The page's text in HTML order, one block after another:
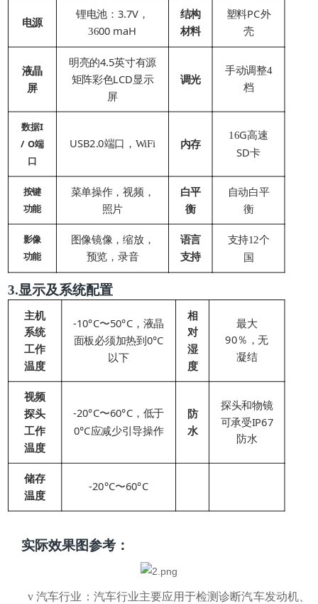
电源
锂电池：3.7V，
3600 maH
结构
材料
塑料PC外
壳
液晶
屏
明亮的4.5英寸有源
矩阵彩色LCD显示
屏
调光
手动调整4
档
数据I
/ O端
口
USB2.0端口 ， WiFi 内存
16G高速
SD卡
按键
功能
菜单操作，视频，
照片
白平
衡
自动白平
衡
影像
功能
图像镜像，缩放，
预览 ，录音
语言
支持
支持12个
国
3.显示及系统配置
主机
系统
工作
温度
-10°C〜50°C ，液晶
面板必须加热到 0°C
以下
相
对
湿
度
最大
90％，无
凝结
视频
探头
工作
温度
-20°C〜60°C ，低于
0°C应减少引导操作
防
水
探头和物镜
可承受IP67
防水
储存
温度
-20°C〜60°C
实际效果图参考：
v汽车行业：汽车行业主要应用于检测诊断汽车发动机、